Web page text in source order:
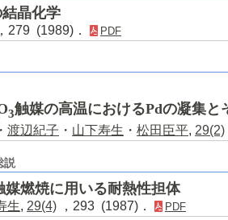
晶化学
279 (1989)． PDF
3触媒の高温におけるPdの凝集と
・ 渡辺紀子 ・ 山下寿生 ・ 松田臣平, 29(2)
説
燃焼に用いる耐熱性担体
生, 29(4) ，293 (1987)． PDF